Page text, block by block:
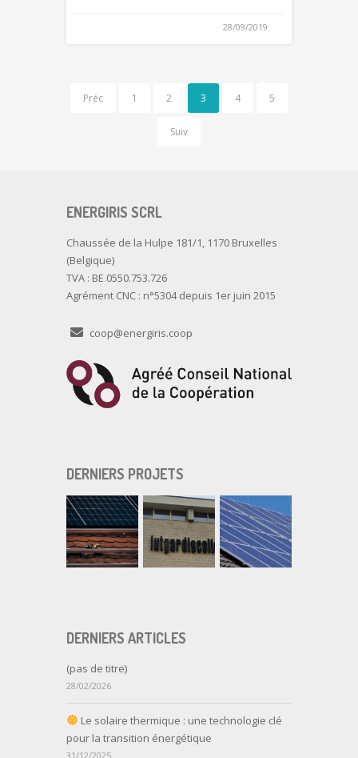
28/09/2019
Préc 1 2 3 4 5
Suiv
ENERGIRIS SCRL
Chaussée de la Hulpe 181/1, 1170 Bruxelles
(Belgique)
TVA : BE 0550.753.726
Agrément CNC : n°5304 depuis 1er juin 2015
coop@energiris.coop
DERNIERS PROJETS
DERNIERS ARTICLES
(pas de titre)
28/02/2026
Le solaire thermique : une technologie clé
pour la transition énergétique
31/12/2025